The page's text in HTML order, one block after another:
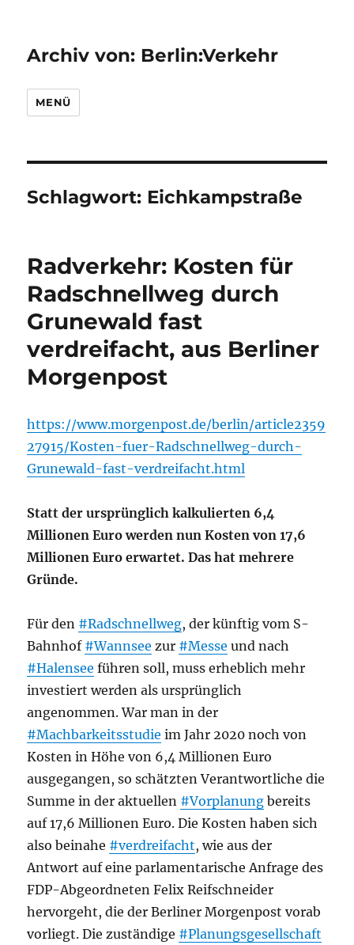
Archiv von: Berlin:Verkehr
MENÜ
Schlagwort: Eichkampstraße
Radverkehr: Kosten für
Radschnellweg durch
Grunewald fast
verdreifacht, aus Berliner
Morgenpost
https://www.morgenpost.de/berlin/article2359
27915/Kosten-fuer-Radschnellweg-durch-
Grunewald-fast-verdreifacht.html
Statt der ursprünglich kalkulierten 6,4
Millionen Euro werden nun Kosten von 17,6
Millionen Euro erwartet. Das hat mehrere
Gründe.
Für den #Radschnellweg, der künftig vom S-
Bahnhof #Wannsee zur #Messe und nach
#Halensee führen soll, muss erheblich mehr
investiert werden als ursprünglich
angenommen. War man in der
#Machbarkeitsstudie im Jahr 2020 noch von
Kosten in Höhe von 6,4 Millionen Euro
ausgegangen, so schätzten Verantwortliche die
Summe in der aktuellen #Vorplanung bereits
auf 17,6 Millionen Euro. Die Kosten haben sich
also beinahe #verdreifacht, wie aus der
Antwort auf eine parlamentarische Anfrage des
FDP-Abgeordneten Felix Reifschneider
hervorgeht, die der Berliner Morgenpost vorab
vorliegt. Die zuständige #Planungsgesellschaft